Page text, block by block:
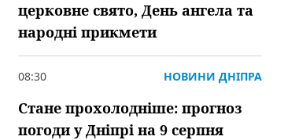
церковне свято, День ангела та
народні прикмети
08:30 НОВИНИ ДНІПРА
Стане прохолодніше: прогноз
погоди у Дніпрі на 9 серпня